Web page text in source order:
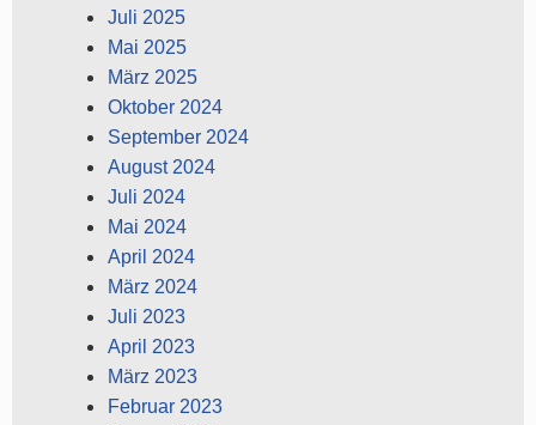
Juli 2025
Mai 2025
März 2025
Oktober 2024
September 2024
August 2024
Juli 2024
Mai 2024
April 2024
März 2024
Juli 2023
April 2023
März 2023
Februar 2023